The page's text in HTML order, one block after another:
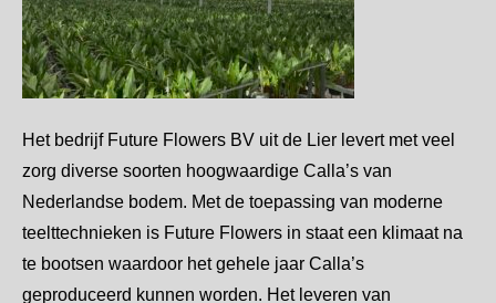
Het bedrijf Future Flowers BV uit de Lier levert met veel
zorg diverse soorten hoogwaardige Calla’s van
Nederlandse bodem. Met de toepassing van moderne
teelttechnieken is Future Flowers in staat een klimaat na
te bootsen waardoor het gehele jaar Calla’s
geproduceerd kunnen worden. Het leveren van